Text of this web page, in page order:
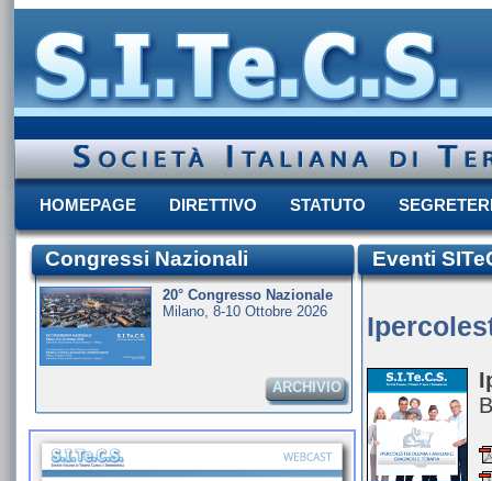
HOMEPAGE DIRETTIVO STATUTO
Congressi Nazionali
20° Congresso Nazionale
Milano, 8-10 Ottobre 2026
ARCHIVIO
Eventi